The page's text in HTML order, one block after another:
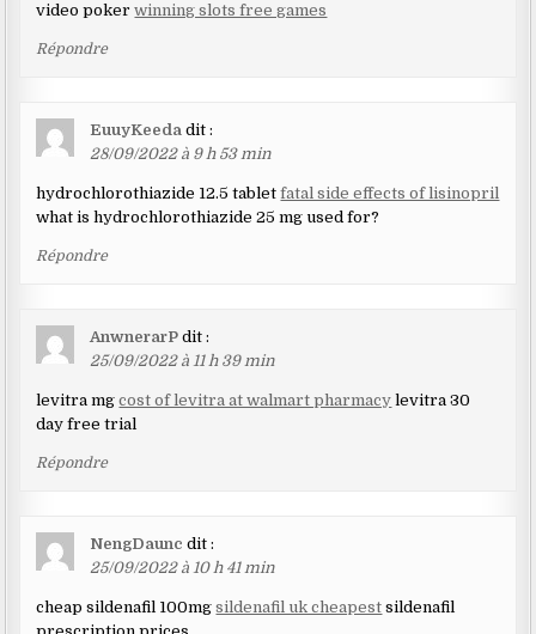
video pokerwinning slots free games
Répondre
EuuyKeeda dit :
28/09/2022 à 9 h 53 min
hydrochlorothiazide 12.5 tabletfatal side effects of lisinopril
what is hydrochlorothiazide 25 mg used for?
Répondre
AnwnerarP dit :
25/09/2022 à 11 h 39 min
levitra mgcost of levitra at walmart pharmacy levitra 30
day free trial
Répondre
NengDaunc dit :
25/09/2022 à 10 h 41 min
cheap sildenafil 100mgsildenafil uk cheapest sildenafil